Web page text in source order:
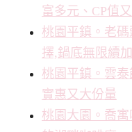
富多元、CP值
桃園平鎮。老
擇,鍋底無限續
桃園平鎮。雲
實惠又大份量
桃園大園。喬